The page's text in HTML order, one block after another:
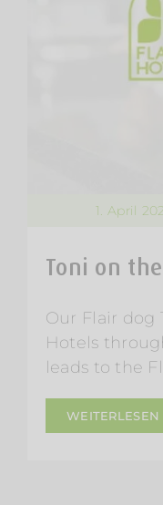
1. April
Toni on
Our Flair dog
Hotels
leads to the
WEITERLESEN